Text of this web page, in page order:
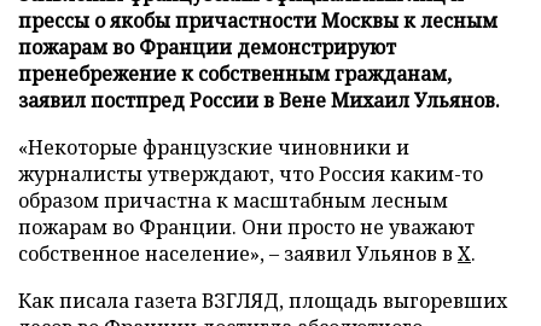
прессы о якобы причастности Москвы к лесным
пожарам во Франции демонстрируют
пренебрежение к собственным гражданам,
заявил постпред России в Вене Михаил Ульянов.
«Некоторые французские чиновники и
журналисты утверждают, что Россия каким-то
образом причастна к масштабным лесным
пожарам во Франции. Они просто не уважают
собственное население», – заявил Ульянов в X.
Как писала газета ВЗГЛЯД, площадь выгоревших